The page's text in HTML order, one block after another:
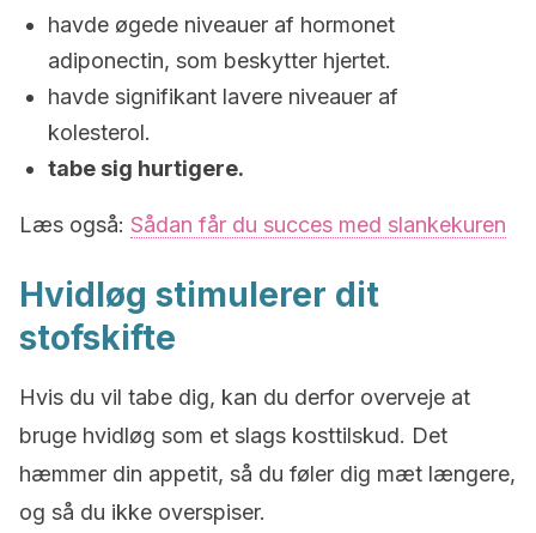
havde øgede niveauer af hormonet
adiponectin, som beskytter hjertet.
havde signifikant lavere niveauer af
kolesterol.
tabe sig hurtigere.
Læs også: Sådan får du succes med slankekuren
Hvidløg stimulerer dit
stofskifte
Hvis du vil tabe dig, kan du derfor overveje at
bruge hvidløg som et slags kosttilskud. Det
hæmmer din appetit, så du føler dig mæt længere,
og så du ikke overspiser.